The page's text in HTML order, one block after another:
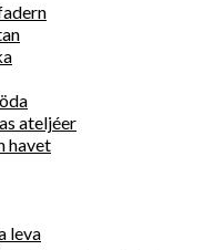
ateljéer
havet
leva